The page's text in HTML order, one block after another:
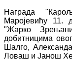
Награда
Маројевићу 11.
"Жарко
добитницима
Шалго,
Ловаш и Јанош